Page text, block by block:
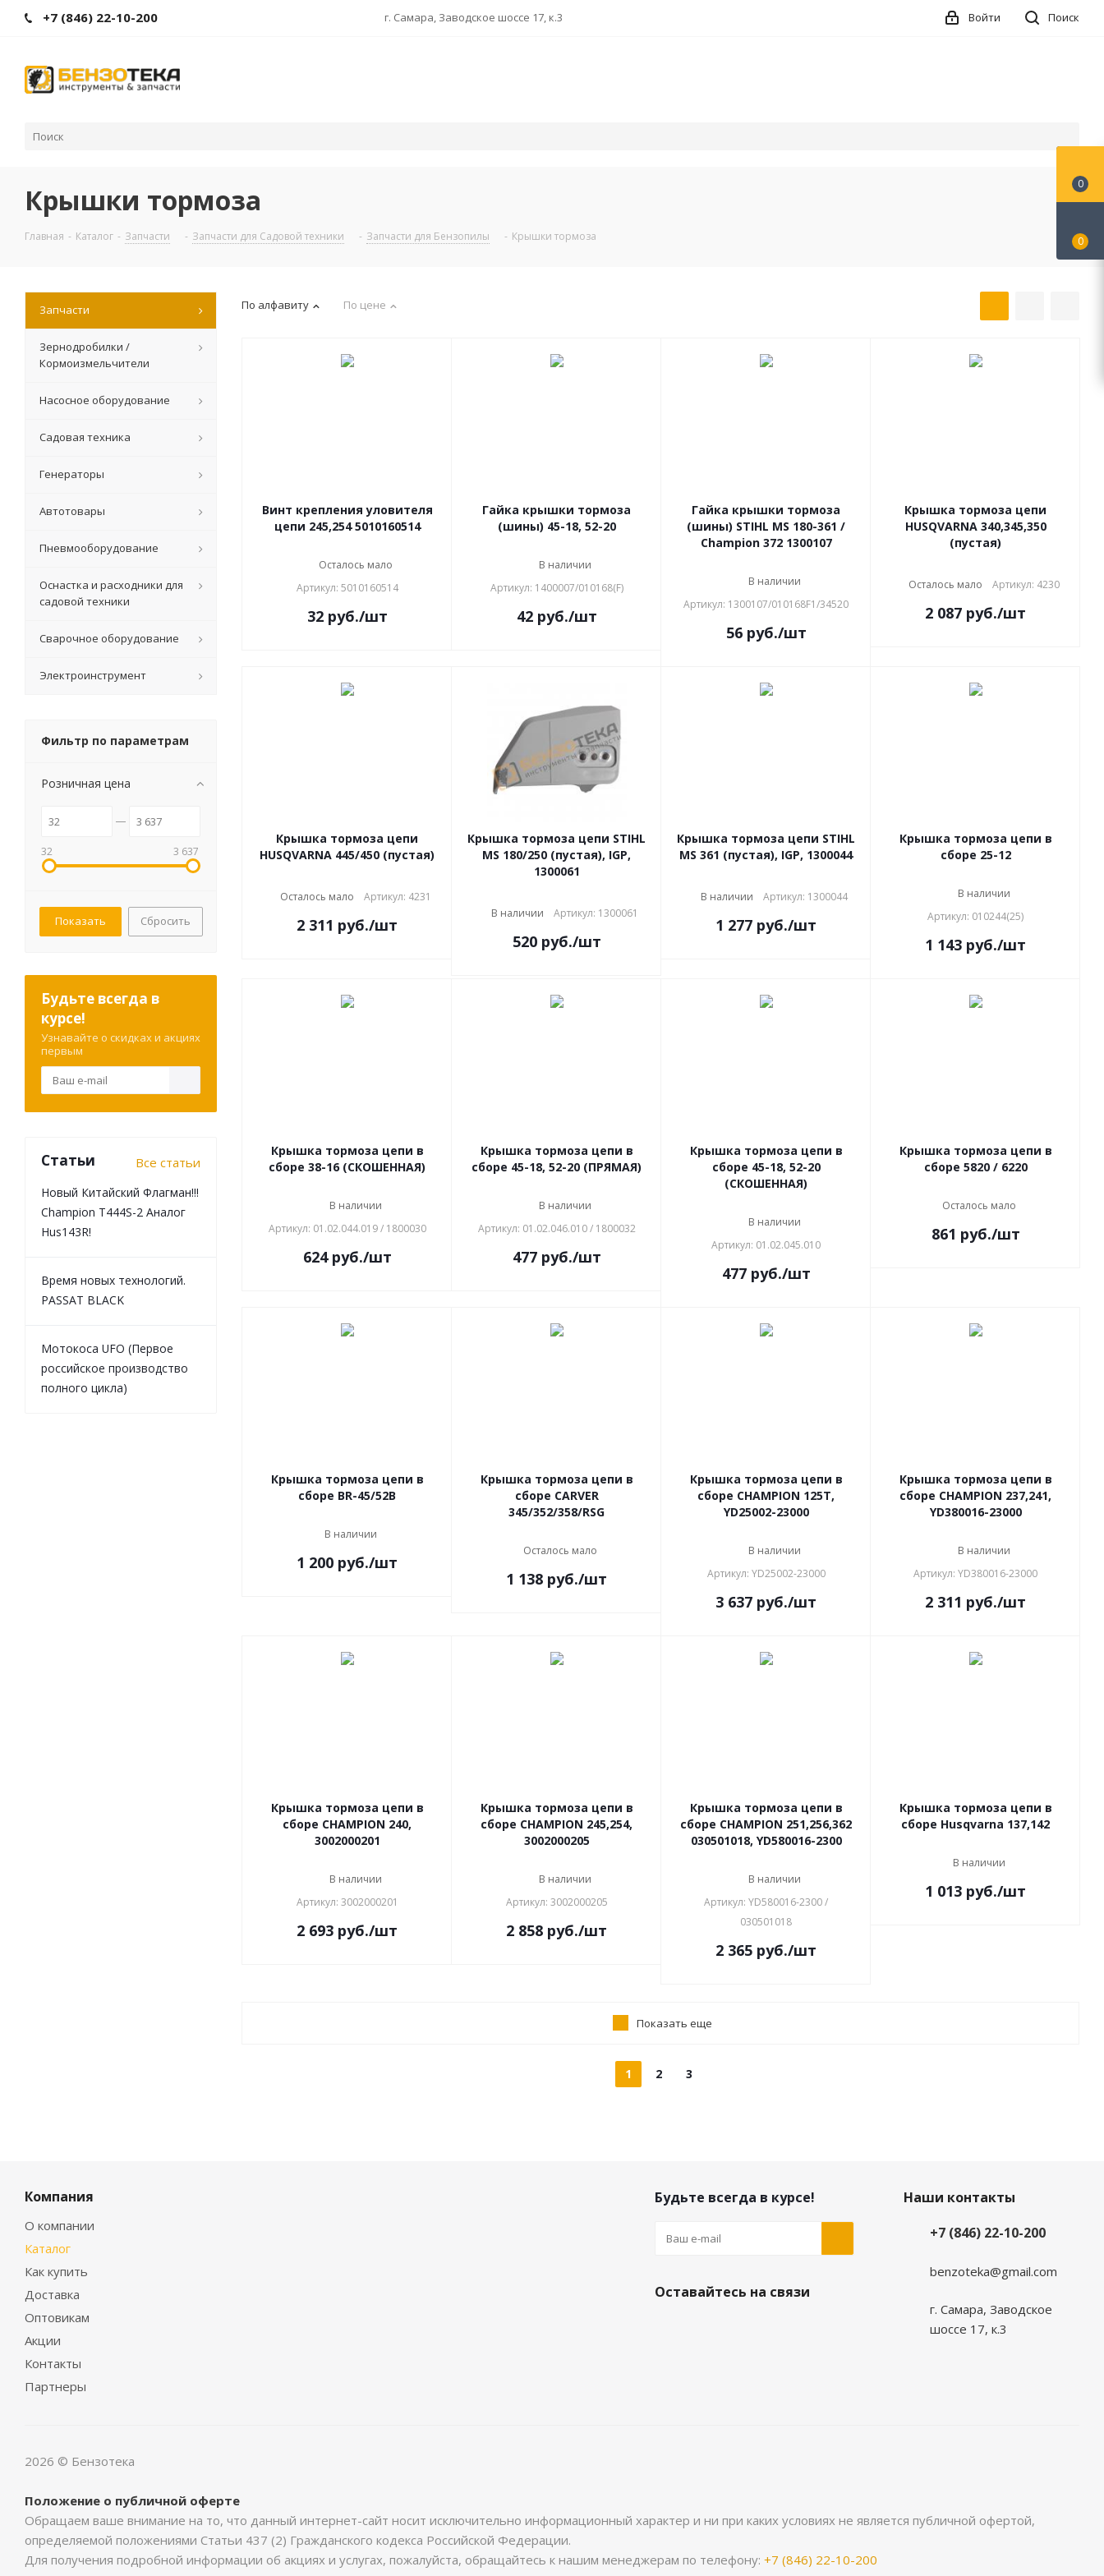
+7 (846) 22-10-200 г. Самара, Заводское шоссе 17, к.3 Поиск
Войти
Крышки тормоза
Главная - Каталог - Запчасти - Запчасти для Садовой техники - Запчасти для Бензопилы - Крышки тормоза
По алфавиту По цене
Винт крепления уловителя
цепи 245,254 5010160514
Осталось мало
Артикул: 5010160514
32руб./шт
Гайка крышки тормоза
(шины) 45-18, 52-20
В наличии
Артикул: 1400007/010168(F)
42руб./шт
Гайка крышки тормоза
(шины) STIHL MS 180-361 /
Champion 372 1300107
В наличии
Артикул: 1300107/010168F1/34520
56руб./шт
Крышка тормоза цепи
HUSQVARNA 340,345,350
(пустая)
Осталось мало Артикул: 4230
2 087 руб./шт
Крышка тормоза цепи
HUSQVARNA 445/450 (пустая)
Осталось мало Артикул: 4231
2 311 руб./шт
Крышка тормоза цепи STIHL
MS 180/250 (пустая), IGP,
1300061
В наличии Артикул: 1300061
520руб./шт
Крышка тормоза цепи STIHL
MS 361 (пустая), IGP, 1300044
В наличии Артикул: 1300044
1 277 руб./шт
Крышка тормоза цепи в
сборе 25-12
В наличии
Артикул: 010244(25)
1 143 руб./шт
Крышка тормоза цепи в
сборе 38-16 (СКОШЕННАЯ)
В наличии
Артикул: 01.02.044.019 / 1800030
624руб./шт
Крышка тормоза цепи в
сборе 45-18, 52-20 (ПРЯМАЯ)
В наличии
Артикул: 01.02.046.010 / 1800032
477руб./шт
Крышка тормоза цепи в
сборе 45-18, 52-20
(СКОШЕННАЯ)
В наличии
Артикул: 01.02.045.010
477руб./шт
Крышка тормоза цепи в
сборе 5820 / 6220
Осталось мало
861 руб./шт
Крышка тормоза цепи в
сборе BR-45/52В
В наличии
1 200 руб./шт
Крышка тормоза цепи в
сборе CARVER
345/352/358/RSG
Осталось мало
1 138 руб./шт
Крышка тормоза цепи в
сборе CHAMPION 125Т,
YD25002-23000
В наличии
Артикул: YD25002-23000
3 637 руб./шт
Крышка тормоза цепи в
сборе CHAMPION 237,241,
YD380016-23000
В наличии
Артикул: YD380016-23000
2 311 руб./шт
Крышка тормоза цепи в
сборе CHAMPION 240,
3002000201
В наличии
Артикул: 3002000201
2 693 руб./шт
Крышка тормоза цепи в
сборе CHAMPION 245,254,
3002000205
В наличии
Артикул: 3002000205
2 858 руб./шт
Крышка тормоза цепи в
сборе CHAMPION 251,256,362
030501018, YD580016-2300
В наличии
Артикул: YD580016-2300 /
030501018
2 365 руб./шт
Крышка тормоза цепи в
сборе Husqvarna 137,142
В наличии
1 013 руб./шт
Показать еще
1 2 3
Запчасти
Зернодробилки /
Кормоизмельчители
Насосное оборудование
Садовая техника
Генераторы
Автотовары
Пневмооборудование
Оснастка и расходники для
садовой техники
Сварочное оборудование
Электроинструмент
Фильтр по параметрам
Розничная цена
32 3 637
Сбросить
Будьте всегда в
курсе!
Узнавайте о скидках и акциях
первым
Статьи Все статьи
Новый Китайский Флагман!!!
Champion T444S-2 Аналог
Hus143R!
Время новых технологий.
PASSAT BLACK
Мотокоса UFO (Первое
российское производство
полного цикла)
Компания
О компании
Каталог
Как купить
Доставка
Оптовикам
Акции
Контакты
Партнеры
Будьте всегда в курсе!
Оставайтесь на связи
Наши контакты
+7 (846) 22-10-200
benzoteka@gmail.com
г. Самара, Заводское
шоссе 17, к.3
2026 © Бензотека
Положение о публичной оферте
Обращаем ваше внимание на то, что данный интернет-сайт носит исключительно информационный характер и ни при каких условиях не является публичной офертой,
определяемой положениями Статьи 437 (2) Гражданского кодекса Российской Федерации.
Для получения подробной информации об акциях и услугах, пожалуйста, обращайтесь к нашим менеджерам по телефону: +7 (846) 22-10-200
0
0